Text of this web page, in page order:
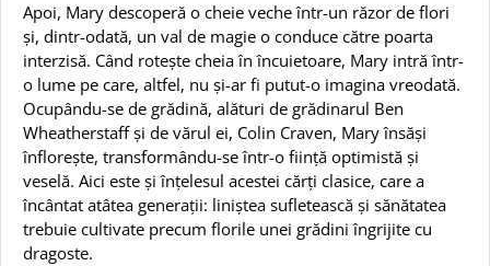
Apoi, Mary descoperă o cheie veche într-un răzor de flori
și, dintr-odată, un val de magie o conduce către poarta
interzisă. Când rotește cheia în încuietoare, Mary intră într-
o lume pe care, altfel, nu și-ar fi putut-o imagina vreodată.
Ocupându-se de grădină, alături de grădinarul Ben
Wheatherstaff și de vărul ei, Colin Craven, Mary însăși
înflorește, transformându-se într-o ființă optimistă și
veselă. Aici este și înțelesul acestei cărți clasice, care a
încântat atâtea generații: liniștea sufletească și sănătatea
trebuie cultivate precum florile unei grădini îngrijite cu
dragoste.